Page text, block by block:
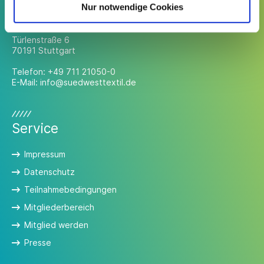
Nur notwendige Cookies
Türlenstraße 6
70191 Stuttgart
Telefon: +49 711 21050-0
E-Mail: info@suedwesttextil.de
Service
Impressum
Datenschutz
Teilnahmebedingungen
Mitgliederbereich
Mitglied werden
Presse